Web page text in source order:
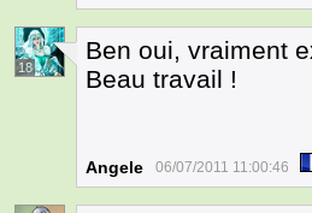
18
Ben oui, vraiment
Beau travail !
Angele 06/07/2011 11:00:46